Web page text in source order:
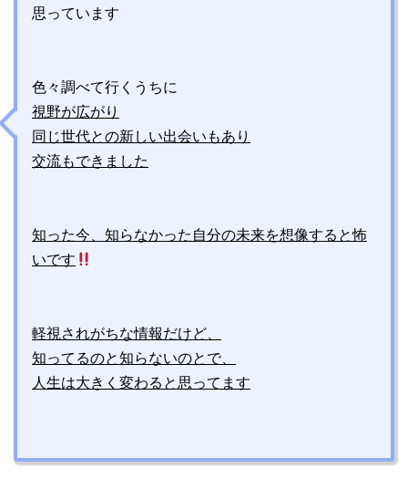
思っています
色々調べて行くうちに
視野が広がり
同じ世代との新しい出会いもあり
交流もできました
知った今、知らなかった自分の未来を想像すると怖
いです
軽視されがちな情報だけど、
知ってるのと知らないのとで、
人生は大きく変わると思ってます